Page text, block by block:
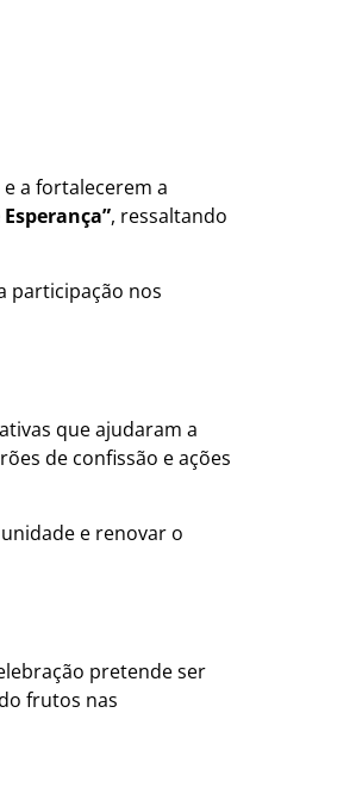
a fortalecerem a
, ressaltando
participação nos
que ajudaram a
de confissão e ações
e renovar o
pretende ser
frutos nas